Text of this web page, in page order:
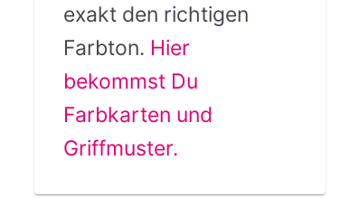
exakt den richtigen
Farbton. Hier
bekommst Du
Farbkarten und
Griffmuster.